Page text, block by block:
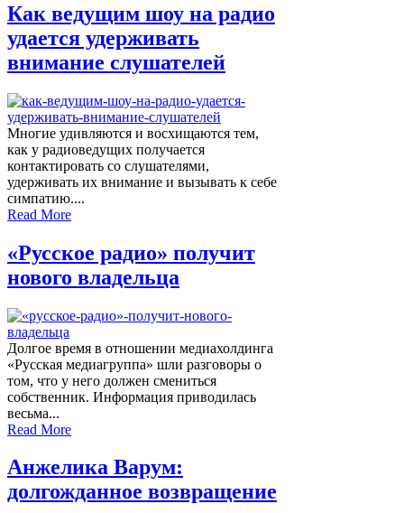
Как ведущим шоу на радио
удается удерживать
внимание слушателей
Многие удивляются и восхищаются тем,
как у радиоведущих получается
контактировать со слушателями,
удерживать их внимание и вызывать к себе
симпатию....
Read More
«Русское радио» получит
нового владельца
Долгое время в отношении медиахолдинга
«Русская медиагруппа» шли разговоры о
том, что у него должен смениться
собственник. Информация приводилась
весьма...
Read More
Анжелика Варум:
долгожданное возвращение